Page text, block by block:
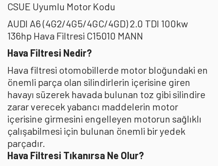
CSUE Uyumlu Motor Kodu
AUDI A6 (4G2/4G5/4GC/4GD) 2.0 TDI 100kw
136hp Hava Filtresi C15010 MANN
Hava Filtresi Nedir?
Hava filtresi otomobillerde motor bloğundaki en
önemli parça olan silindirlerin içerisine giren
havayı süzerek havada bulunan toz gibi silindire
zarar verecek yabancı maddelerin motor
içerisine girmesini engelleyen motorun sağlıklı
çalışabilmesi için bulunan önemli bir yedek
parçadır.
Hava Filtresi Tıkanırsa Ne Olur?